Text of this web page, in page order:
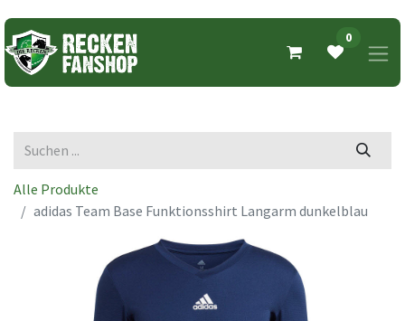
0
Alle Produkte
adidas Team Base Funktionsshirt Langarm dunkelblau